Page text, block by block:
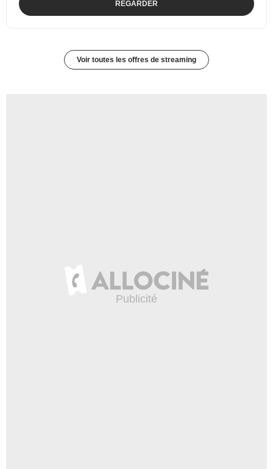
REGARDER
Voir toutes les offres de streaming